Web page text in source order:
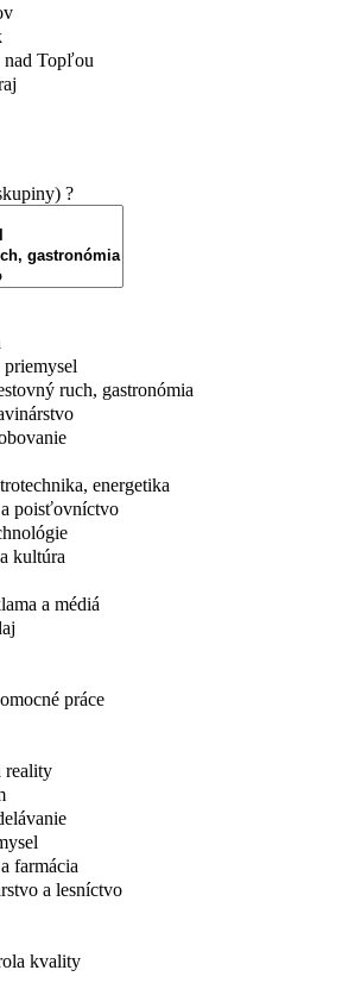
nad Topľou
?
ruch, gastronómia
energetika
poisťovníctvo
kultúra
a médiá
práce
reality
farmácia
a lesníctvo
kvality